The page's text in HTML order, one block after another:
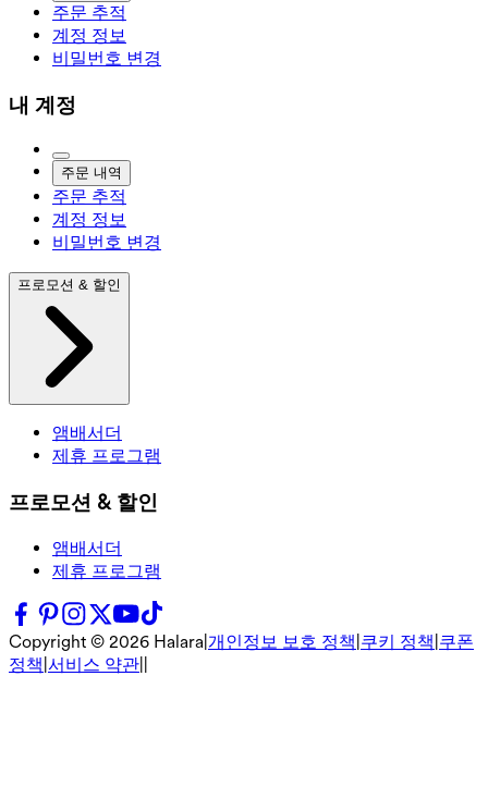
주문 추적
계정 정보
비밀번호 변경
내 계정
주문 내역
주문 추적
계정 정보
비밀번호 변경
프로모션 & 할인
앰배서더
제휴 프로그램
프로모션 & 할인
앰배서더
제휴 프로그램
Copyright © 2026 Halara 개인정보 보호 정책 쿠키 정책 쿠폰
정책 서비스 약관